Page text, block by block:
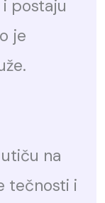
postaju
je
na
tečnosti i